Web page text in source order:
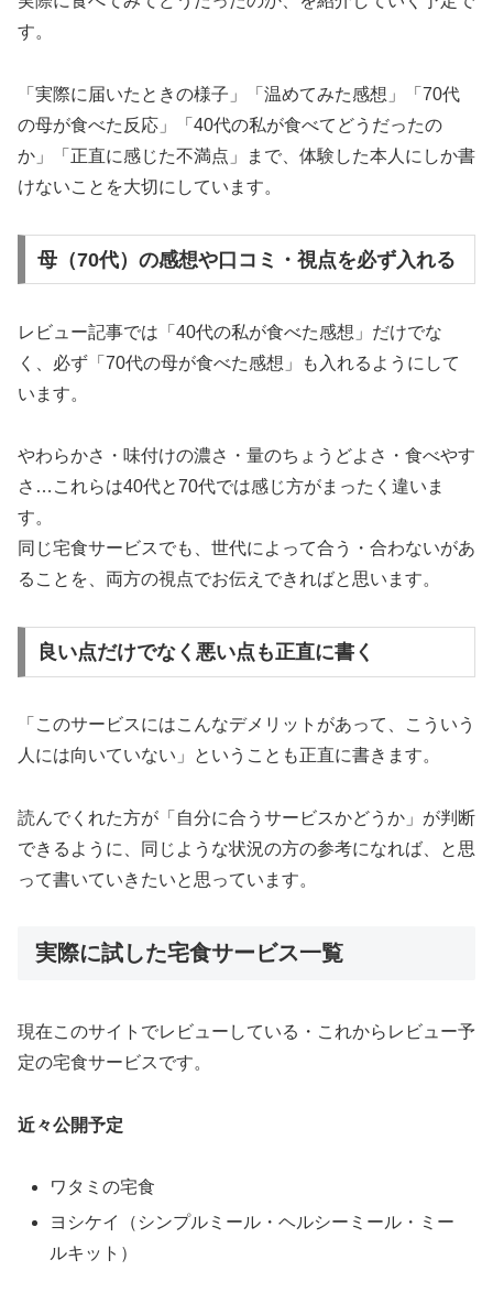
す。
「実際に届いたときの様子」「温めてみた感想」「70代
の母が食べた反応」「40代の私が食べてどうだったの
か」「正直に感じた不満点」まで、体験した本人にしか書
けないことを大切にしています。
母（70代）の感想や口コミ・視点を必ず入れる
レビュー記事では「40代の私が食べた感想」だけでな
く、必ず「70代の母が食べた感想」も入れるようにして
います。
やわらかさ・味付けの濃さ・量のちょうどよさ・食べやす
さ…これらは40代と70代では感じ方がまったく違いま
す。
同じ宅食サービスでも、世代によって合う・合わないがあ
ることを、両方の視点でお伝えできればと思います。
良い点だけでなく悪い点も正直に書く
「このサービスにはこんなデメリットがあって、こういう
人には向いていない」ということも正直に書きます。
読んでくれた方が「自分に合うサービスかどうか」が判断
できるように、同じような状況の方の参考になれば、と思
って書いていきたいと思っています。
実際に試した宅食サービス一覧
現在このサイトでレビューしている・これからレビュー予
定の宅食サービスです。
近々公開予定
ワタミの宅食
ヨシケイ（シンプルミール・ヘルシーミール・ミー
ルキット）